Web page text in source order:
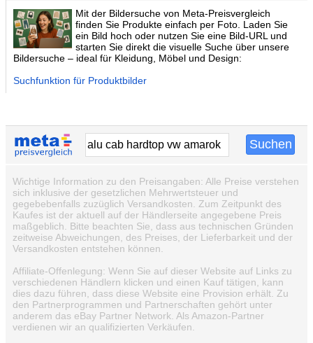
Mit der Bildersuche von Meta-Preisvergleich
finden Sie Produkte einfach per Foto. Laden Sie
ein Bild hoch oder nutzen Sie eine Bild-URL und
starten Sie direkt die visuelle Suche über unsere
Bildersuche – ideal für Kleidung, Möbel und Design:
Suchfunktion für Produktbilder
Wichtige Information zu den Preisangaben: Alle Preise verstehen
sich inklusive der gesetzlichen Mehrwertsteuer und
gegebebenfalls zuzüglich Versandkosten. Zum Zeitpunkt des
Kaufes ist der aktuell auf der Händlerseite angegebene Preis
maßgeblich. Bitte beachten Sie, dass aus technischen Gründen
zeitweise Abweichungen, des Preises, der Lieferbarkeit und der
Versandkosten entstehen können.
Affiliate-Offenlegung: Wenn Sie auf dieser Website auf Links zu
verschiedenen Händlern klicken und einen Kauf tätigen, kann
dies dazu führen, dass diese Website eine Provision erhält. Zu
den Partnerprogrammen und Partnerschaften gehört unter
anderem das eBay Partner Network. Als Amazon-Partner
verdienen wir an qualifizierten Verkäufen.